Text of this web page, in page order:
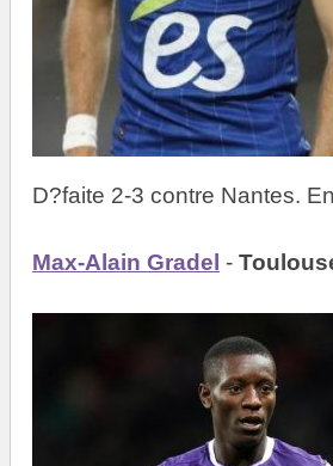
D?faite 2-3 contre Nantes.
Max-Alain Gradel -